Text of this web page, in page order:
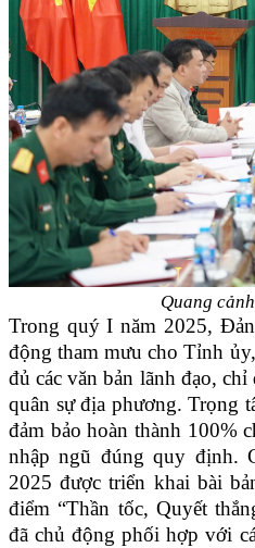
Quang
Trong quý I năm 2025,
động tham mưu cho Tỉnh
đủ các văn bản lãnh đạo,
quân sự địa phương. Trọng
đảm bảo hoàn thành 100%
nhập ngũ đúng quy định.
2025 được triển khai bài
điểm “Thần tốc, Quyết
đã chủ động phối hợp với